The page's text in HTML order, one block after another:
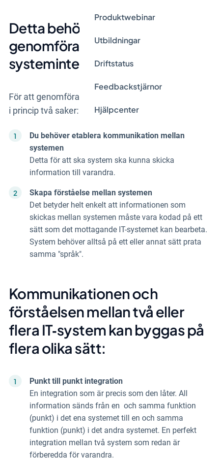
Produktwebinar
Utbildningar
Driftstatus
Feedbackstjärnor
Hjälpcenter
Detta behöver du för att
genomföra en
systemintegration
För att genomföra en systemintegration behöver du
i princip två saker:
Du behöver etablera kommunikation mellan
systemen
Detta för att ska system ska kunna skicka
information till varandra.
Skapa förståelse mellan systemen
Det betyder helt enkelt att informationen som
skickas mellan systemen måste vara kodad på ett
sätt som det mottagande IT-systemet kan bearbeta.
System behöver alltså på ett eller annat sätt prata
samma "språk".
Kommunikationen och
förståelsenmellan två eller
flera IT‑system kan byggas på
flera olika sätt:
Punkt till punkt integration
En integration som är precis som den låter. All
information sänds från en och samma funktion
(punkt) i det ena systemet till en och samma
funktion (punkt) i det andra systemet. En perfekt
integration mellan två system som redan är
förberedda för varandra.